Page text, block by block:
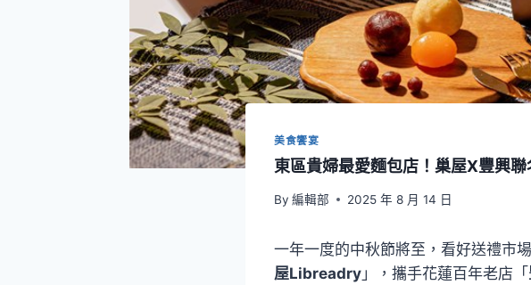
美食饗宴
東區貴婦最愛麵包店！巢屋X豐興
By 編輯部 2025 年 8 月 14 日
一年一度的中秋節將至，看好送禮市
屋Libreadry 」，攜手花蓮百年老店「